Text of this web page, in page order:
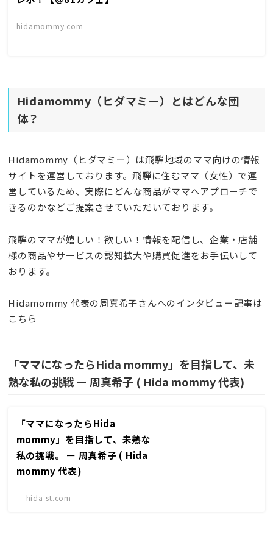
hidamommy.com
Hidamommy（ヒダマミー）とはどんな団
体？
Hidamommy（ヒダマミー）は飛騨地域のママ向けの情報
サイトを運営しております。飛騨に住むママ（女性）で運
営しているため、実際にどんな商品がママへアプローチで
きるのかなどご提案させていただいております。
飛騨のママが嬉しい！欲しい！情報を配信し、企業・店舗
様の商品やサービスの認知拡大や購買促進をお手伝いして
おります。
Hidamommy 代表の周真希子さんへのインタビュー記事は
こちら
「ママになったらHida mommy」を目指して、未
熟な私の挑戦 ー 周真希子 ( Hida mommy 代表)
「ママになったらHida
mommy」を目指して、未熟な
私の挑戦。 ー 周真希子 ( Hida
mommy 代表)
hida-st.com